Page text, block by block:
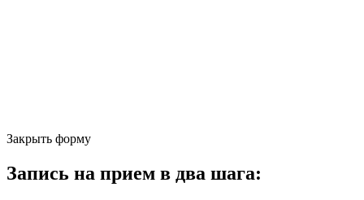
Закрыть форму
Запись на прием в два шага: